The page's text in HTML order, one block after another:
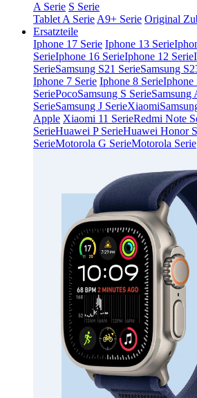
A Serie S Serie
Tablet A Serie A9+ Serie Original
Ersatzteile
Iphone 17 Serie Iphone 13 Serie
SerieIphone 16 SerieIphone 12 Serie
SerieSamsung S21 SerieSamsung
Iphone 7 Serie Iphone 8 SerieIphone
SeriePocoSamsung S SerieSamsung
SerieSamsung J SerieXiaomi
Apple Xiaomi 11 SerieRedmi Note
SerieHuawei P SerieHuawei Honor
SerieMotorola G SerieMotorola Serie